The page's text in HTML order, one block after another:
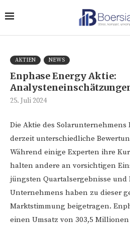
AKTIEN NEWS
Enphase Energy Aktie:
25. Juli 2024
Die Aktie des
derzeit unterschiedliche
Während einige Experten ihre
halten andere an vorsichtigen
jüngsten Quartalsergebnisse und
Unternehmens haben zu dieser
Marktstimmung beigetragen.
einen Umsatz von 303,5